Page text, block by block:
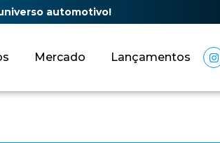
automotivo!
Mercado Lançamentos